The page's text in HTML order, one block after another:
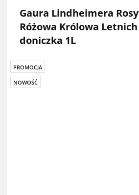
Gaura Lindheimera Rosy
Różowa Królowa
doniczka 1L
PROMOCJA
NOWOŚĆ